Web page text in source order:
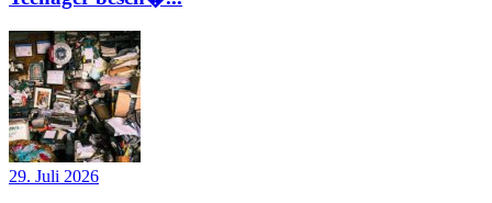
29. Juli 2026